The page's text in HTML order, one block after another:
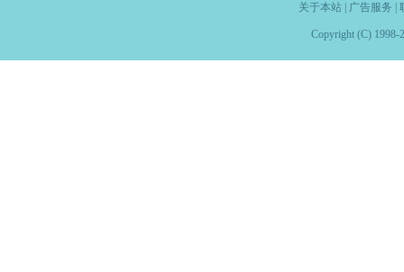
关于本站| 广告服务
Copyright (C) 1998-